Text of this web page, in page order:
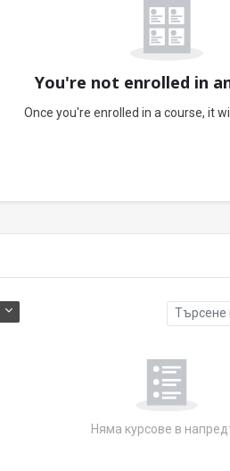
You're not enrolled in
Once you're enrolled in a course, it
Търсене
Няма курсове в